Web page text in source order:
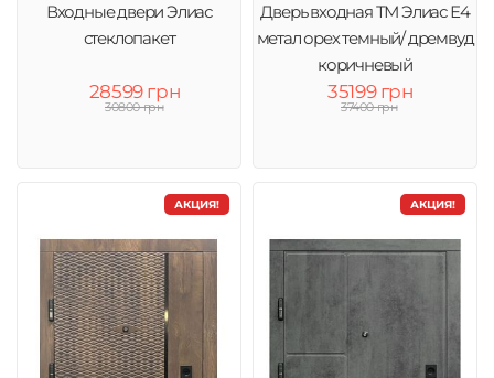
Входные двери Элиас
стеклопакет
28599 грн
30800 грн
Дверь входная ТМ Элиас Е4
метал орех темный/ дремвуд
коричневый
35199 грн
37400 грн
АКЦИЯ! АКЦИЯ!